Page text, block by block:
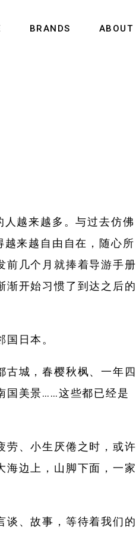
BRANDS ABOUT
人越来越多。与过去仿佛
越来越自由自在，随心所
前几个月就捧着导游手册
渐开始习惯了到达之后的
日本。
古城，春樱秋枫、一年四
国美景……这些都已经是
劳、小生厌倦之时，或许
海边上，山脚下面，一家
谈、故事，等待着我们的